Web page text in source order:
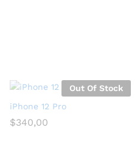
Out Of Stock
iPhone 12 Pro
$340,00